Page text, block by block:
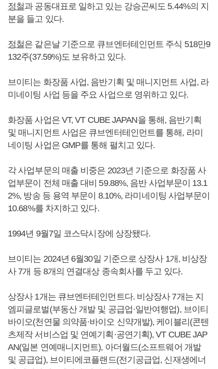
정철과 공동대표로 일하고 있는 강승곤씨도 5.44%의 지
분을 들고 있다.
정철은 같은날 기준으로 큐브엔터테인먼트 주식 518만9
132주(37.59%)도 보유하고 있다.
브이티는 화장품 사업, 음반기획 및 매니지먼트 사업, 라
미네이팅 사업 등을 주요 사업으로 영위하고 있다.
화장품 사업은 VT, VT CUBE JAPAN을 통해, 음반기획
및 매니지먼트 사업은 큐브엔터테인먼트를 통해, 라미
네이팅 사업은 GMP를 통해 펼치고 있다.
각 사업부문의 매출 비중은 2023년 기준으로 화장품 사
업부문이 전체 매출 대비 59.88%, 음반 사업부문이 13.1
2%, 방송 등 용역 부문이 8.10%, 라미네이팅 사업부문이
10.68%를 차지하고 있다.
1994년 9월7일 코스닥시장에 상장됐다.
브이티는 2024년 6월30일 기준으로 상장사 1개, 비상장
사 7개 등 8개의 연결대상 종속회사를 두고 있다.
상장사 1개는 큐브엔터테인먼트다. 비상장사 7개는 지
엠피글로벌(부동산 개발 및 공급업·일반여행업), 브이티
바이오(천연물 의약품·바이오 신약개발), 케이블리(콘텐
츠제작 서비스업 및 연예기획·공연기획), VT CUBE JAP
AN(일본 연예매니지먼트), 아더월드(소프트웨어 개발
및 공급업), 브이티에코플랜드(전기공급업, 신재생에너